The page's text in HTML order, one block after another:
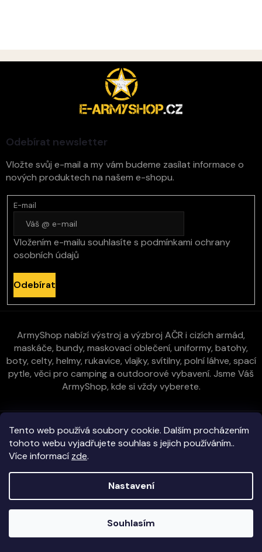
Tento web používá soubory cookie. Dalším procházením
tohoto webu vyjadřujete souhlas s jejich používáním..
Více informací zde.
Nastavení
Souhlasím
Veškeré zboží skladem na prodejně i e-shopu!
Objednávky vyřizujeme obratem!
Odebírat newsletter
Vložte svůj e-mail a my vám budeme zasílat informace o
nových produktech na našem e-shopu.
E-mail
Vložením e-mailu souhlasíte s podmínkami ochrany
osobních údajů
Odebírat
ArmyShop nabízí výstroj a výzbroj AČR i cizích armád,
maskáče, bundy, maskovací oblečení, uniformy, batohy,
boty, celty, helmy, rukavice, vlajky, svítilny, polní láhve, spací
pytle, věci pro camping a outdoorové vybavení. Jsme Váš
ArmyShop, kde si vždy vyberete.
Zákaznická péče
Vše o nákupu
E-ArmyShop.cz . Všechna práva vyhrazena.